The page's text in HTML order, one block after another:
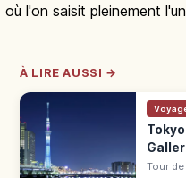
où l'on saisit pleinement
À LIRE AUSSI →
Tour